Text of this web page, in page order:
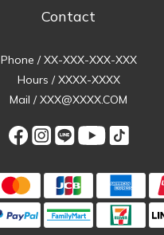
Contact
Phone / XX-XXX-XXX-XXX
Hours / XXXX-XXXX
Mail / XXX@XXXX.COM